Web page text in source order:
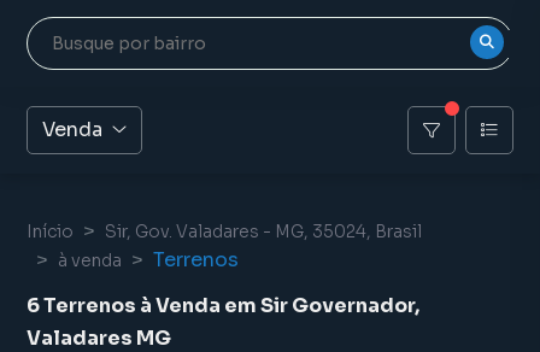
Venda
Início
Sir, Gov. Valadares - MG, 35024, Brasil
à venda
Terrenos
6 Terrenos à Venda em Sir Governador,
Valadares MG